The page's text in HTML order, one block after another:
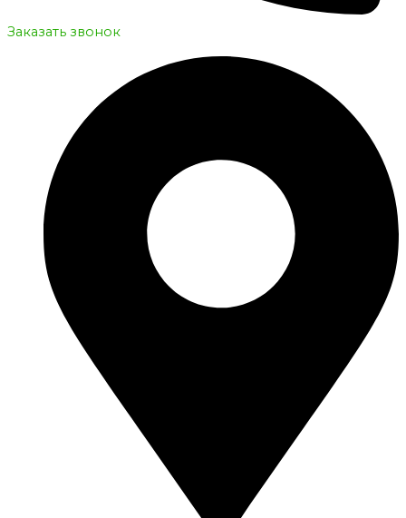
Заказать звонок